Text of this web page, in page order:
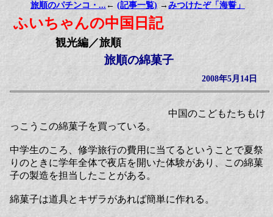
旅順のパチンコ・... ← (記事一覧) → みつけたぞ「海誓」
ふいちゃんの中国日記
観光編／旅順
旅順の綿菓子
2008年5月14日
中国のこどもたちもけ
っこうこの綿菓子を買っている。
中学生のころ、修学旅行の費用に当てるということで夏祭
りのときに学年全体で夜店を開いた体験があり、この綿菓
子の製造を担当したことがある。
綿菓子は道具とキザラがあれば簡単に作れる。